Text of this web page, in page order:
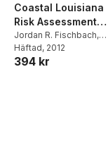
Coastal Louisiana
Risk Assessment
Model
Jordan R. Fischbach,
David R. Johnson
David S. Ortiz
Häftad, 2012
394 kr